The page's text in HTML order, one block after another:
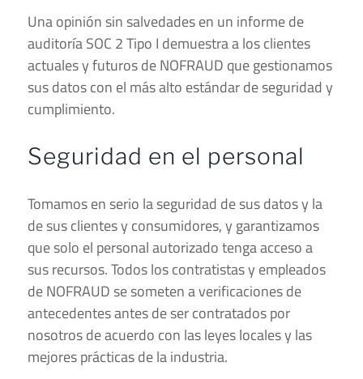
Una opinión sin salvedades en un informe de
auditoría SOC 2 Tipo I demuestra a los clientes
actuales y futuros de NOFRAUD que gestionamos
sus datos con el más alto estándar de seguridad y
cumplimiento.
Seguridad en el personal
Tomamos en serio la seguridad de sus datos y la
de sus clientes y consumidores, y garantizamos
que solo el personal autorizado tenga acceso a
sus recursos. Todos los contratistas y empleados
de NOFRAUD se someten a verificaciones de
antecedentes antes de ser contratados por
nosotros de acuerdo con las leyes locales y las
mejores prácticas de la industria.